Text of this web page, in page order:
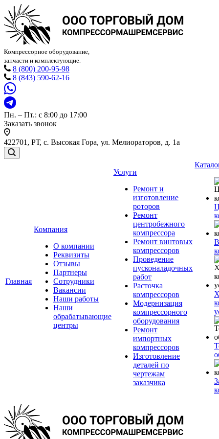
Компрессорное оборудование,
запчасти и комплектующие.
8 (800) 200-95-98
8 (843) 590-62-16
Пн. – Пт.: с 8:00 до 17:00
Заказать звонок
422701, РТ, с. Высокая Гора, ул. Мелиораторов, д. 1а
Главная
Компания
О компании
Реквизиты
Отзывы
Партнеры
Сотрудники
Вакансии
Наши работы
Наши
обрабатывающие
центры
Услуги
Ремонт и
изготовление
роторов
Ремонт
центробежного
компрессора
Ремонт винтовых
компрессоров
Проведение
пусконаладочных
работ
Расточка
компрессоров
Модернизация
компрессорного
оборудования
Ремонт
импортных
компрессоров
Изготовление
деталей по
чертежам
заказчика